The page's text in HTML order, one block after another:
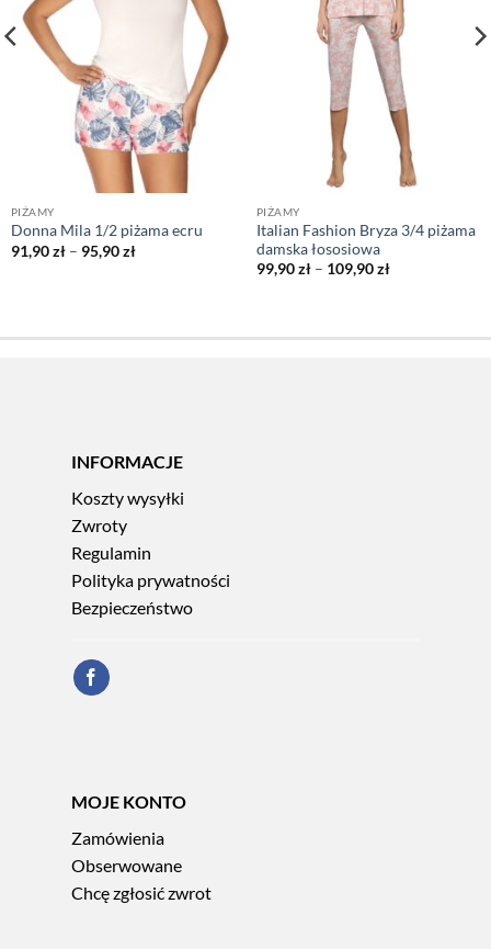
PIŻAMY
Donna Mila 1/2 piżama ecru
91,90zł – 95,90złZakres
PIŻAMY
Italian Fashion Bryza 3/4 piżama
damska łososiowa
99,90zł – 109,90złZakres
109,90 zł
INFORMACJE
Koszty wysyłki
Zwroty
Regulamin
Polityka prywatności
Bezpieczeństwo
MOJE KONTO
Zamówienia
Obserwowane
Chcę zgłosić zwrot